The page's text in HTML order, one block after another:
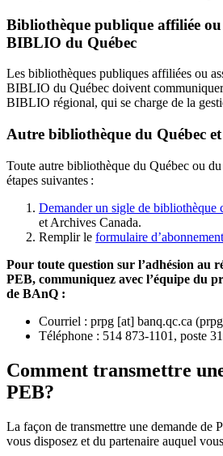
Bibliothèque publique affiliée ou
BIBLIO du Québec
Les bibliothèques publiques affiliées ou
BIBLIO du Québec doivent
BIBLIO régional, qui se charge de la
Autre bibliothèque du Québec
Toute autre bibliothèque du Québec ou
étapes suivantes :
Demander un sigle de bibliothèque
et Archives Canada.
Remplir le formulaire d’abonnement
Pour toute question sur l’adhésion au
PEB, communiquez avec l’équipe du
de BAnQ :
Courriel : prpg [at] banq.qc.ca (
Téléphone : 514 873-1101, poste
Comment transmettre
PEB?
La façon de transmettre une demande de
vous disposez et du partenaire auquel